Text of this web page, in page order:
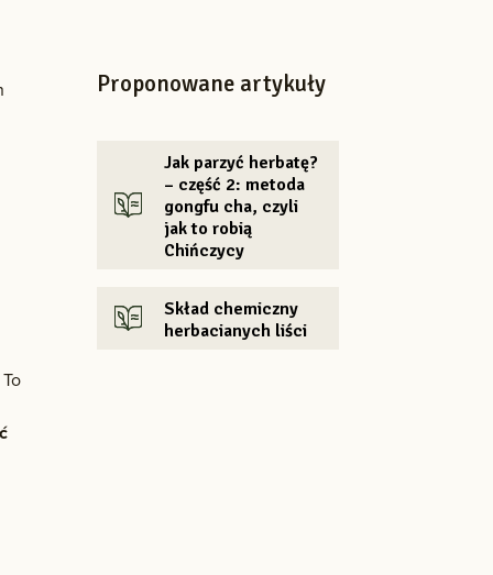
Proponowane artykuły
Jak parzyć herbatę?
– część 2: metoda
gongfu cha, czyli
jak to robią
Chińczycy
Skład chemiczny
herbacianych liści